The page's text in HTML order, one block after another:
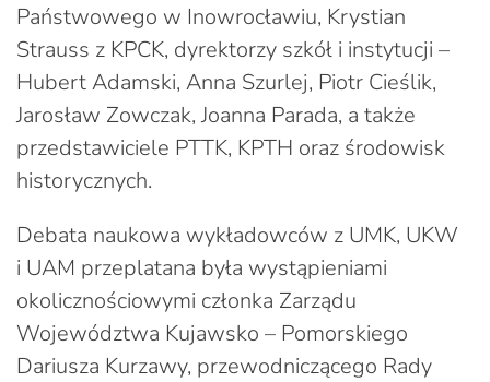
Państwowego w Inowrocławiu, Krystian
Strauss z KPCK, dyrektorzy szkół i instytucji –
Hubert Adamski, Anna Szurlej, Piotr Cieślik,
Jarosław Zowczak, Joanna Parada, a także
przedstawiciele PTTK, KPTH oraz środowisk
historycznych.
Debata naukowa wykładowców z UMK, UKW
i UAM przeplatana była wystąpieniami
okolicznościowymi członka Zarządu
Województwa Kujawsko – Pomorskiego
Dariusza Kurzawy, przewodniczącego Rady